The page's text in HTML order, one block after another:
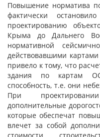
Повышение норматива
фактически
проектированию
Крыма до Дальнего
нормативной
действовавшими
привело к тому, что
здания по картам
способность, т.е. они
При
дополнительные
которые обеспечат
влечет за собой